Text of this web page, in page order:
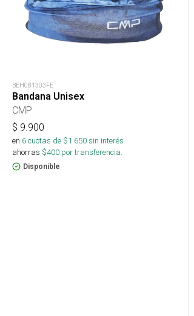
BEH081303FE
Bandana Unisex
CMP
$ 9.900
en 6cuotas de $1.650sin interés
ahorras $400 por transferencia.
Disponible